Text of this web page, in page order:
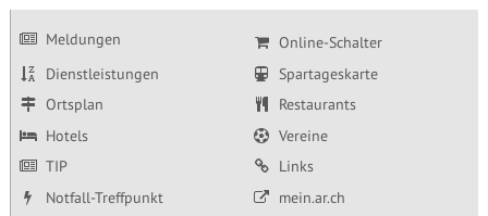
Meldungen
Online-Schalter
Dienstleistungen
Spartageskarte
Ortsplan
Restaurants
Hotels
Vereine
TIP
Links
Notfall-Treffpunkt
mein.ar.ch